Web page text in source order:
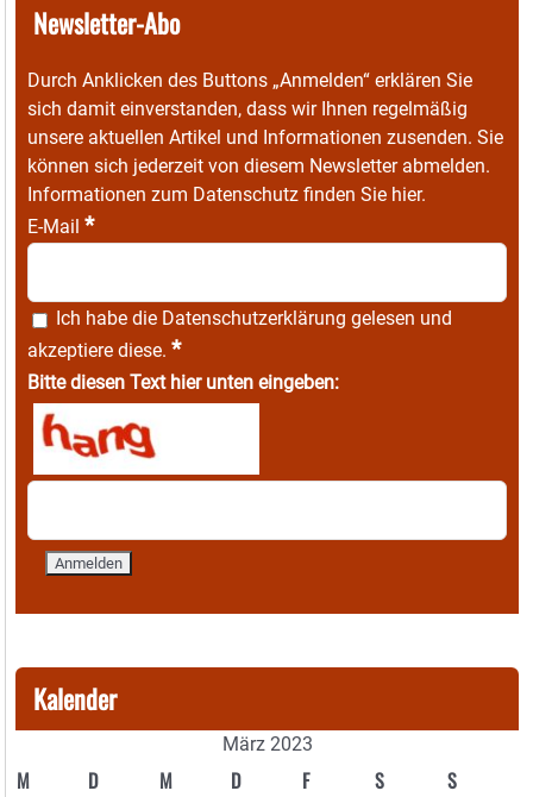
Newsletter-Abo
Durch Anklicken des Buttons „Anmelden“ erklären Sie
sich damit einverstanden, dass wir Ihnen regelmäßig
unsere aktuellen Artikel und Informationen zusenden. Sie
können sich jederzeit von diesem Newsletter abmelden.
Informationen zum Datenschutz finden Sie hier.
E-Mail *
Ich habe die Datenschutzerklärung gelesen und
akzeptiere diese. *
Bitte diesen Text hier unten eingeben:
Kalender
März 2023
M D M D F S S